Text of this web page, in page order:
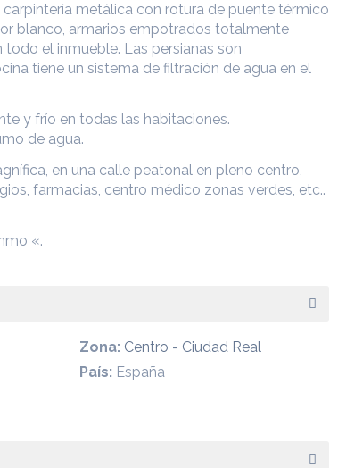
metálica con rotura de puente térmico
blanco, armarios empotrados totalmente
el inmueble. Las persianas son
tiene un sistema de filtración de agua en el
y frío en todas las habitaciones.
de agua.
en una calle peatonal en pleno centro,
farmacias, centro médico zonas verdes, etc..
«.
Zona: Centro - Ciudad Real
País: España